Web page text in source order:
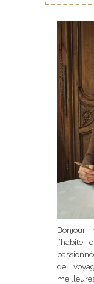
Bonjour,
j’habite
de